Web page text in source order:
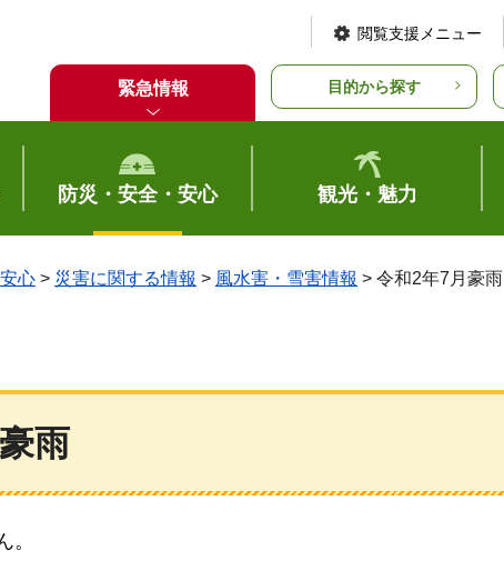
閲覧支援メニュー
緊急情報 目的から探す
防災・安全・安心 観光・魅力
心 > 災害に関する情報 > 風水害・雪害情報 > 令和2年7月豪雨
雨
。